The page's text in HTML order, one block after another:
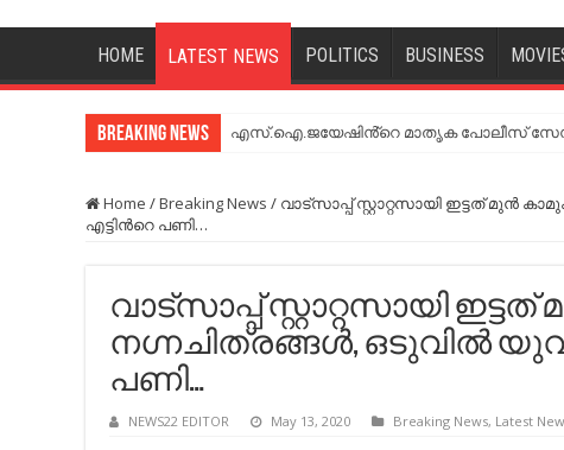
HOME LATEST NEWS POLITICS BUSINESS
Breaking News എസ്.ഐ.ജയേഷിൻ്റെ മാതൃക പോലീസ്
Home /Breaking News / വാട്സാപ്പ് സ്റ്റാറ്റസായി ഇട്ടത് മുന്‍
എട്ടിന്‍റെ പണി…
വാട്സാപ്പ് സ്റ്റാറ്റസായി
നഗ്നചിത്രങ്ങള്‍, ഒടുവില്‍​
പണി…
NEWS22 EDITOR May 13, 2020 Breaking News, Latest